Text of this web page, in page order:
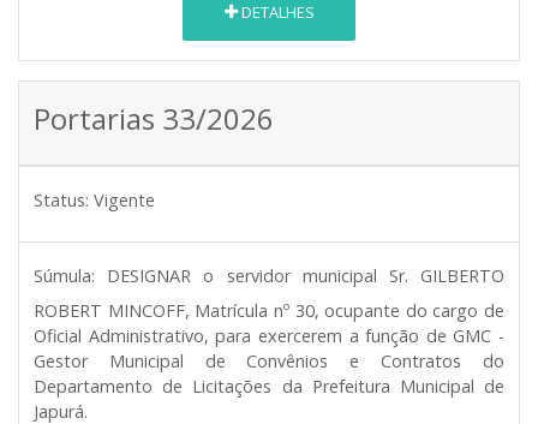
DETALHES
Portarias 33/2026
Status: Vigente
Súmula:
DESIGNAR o servidor municipal Sr. GILBERTO
ROBERT MINCOFF, Matrícula nº 30, ocupante do cargo de
Oficial Administrativo, para exercerem a função de GMC -
Gestor Municipal de Convênios e Contratos do
Departamento de Licitações da Prefeitura Municipal de
Japurá.